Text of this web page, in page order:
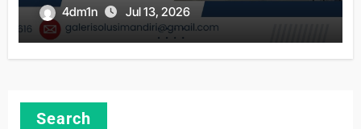
4dm1n Jul 13, 2026
Search